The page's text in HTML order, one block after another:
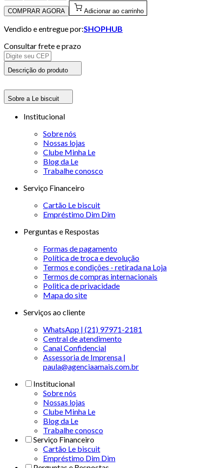
COMPRAR AGORA Adicionar ao carrinho
Vendido e entregue por:SHOPHUB
Consultar frete e prazo
Descrição do produto
Sobre a Le biscuit
Institucional
Sobre nós
Nossas lojas
Clube Minha Le
Blog da Le
Trabalhe conosco
Serviço Financeiro
Cartão Le biscuit
Empréstimo Dim Dim
Perguntas e Respostas
Formas de pagamento
Política de troca e devolução
Termos e condições - retirada na Loja
Termos de compras internacionais
Politica de privacidade
Mapa do site
Serviços ao cliente
WhatsApp | (21) 97971-2181
Central de atendimento
Canal Confidencial
Assessoria de Imprensa |
paula@agenciaamais.com.br
Institucional
Sobre nós
Nossas lojas
Clube Minha Le
Blog da Le
Trabalhe conosco
Serviço Financeiro
Cartão Le biscuit
Empréstimo Dim Dim